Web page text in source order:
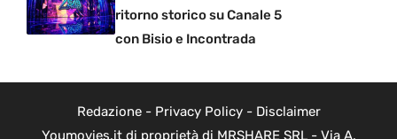
ritorno storico su Canale 5
con Bisio e Incontrada
Redazione- Privacy Policy- Disclaimer
Youmovies.it di proprietà di MRSHARE SRL - Via A.